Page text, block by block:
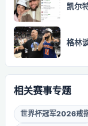
凯尔
格林
相关赛事专题
世界杯冠军2026戒